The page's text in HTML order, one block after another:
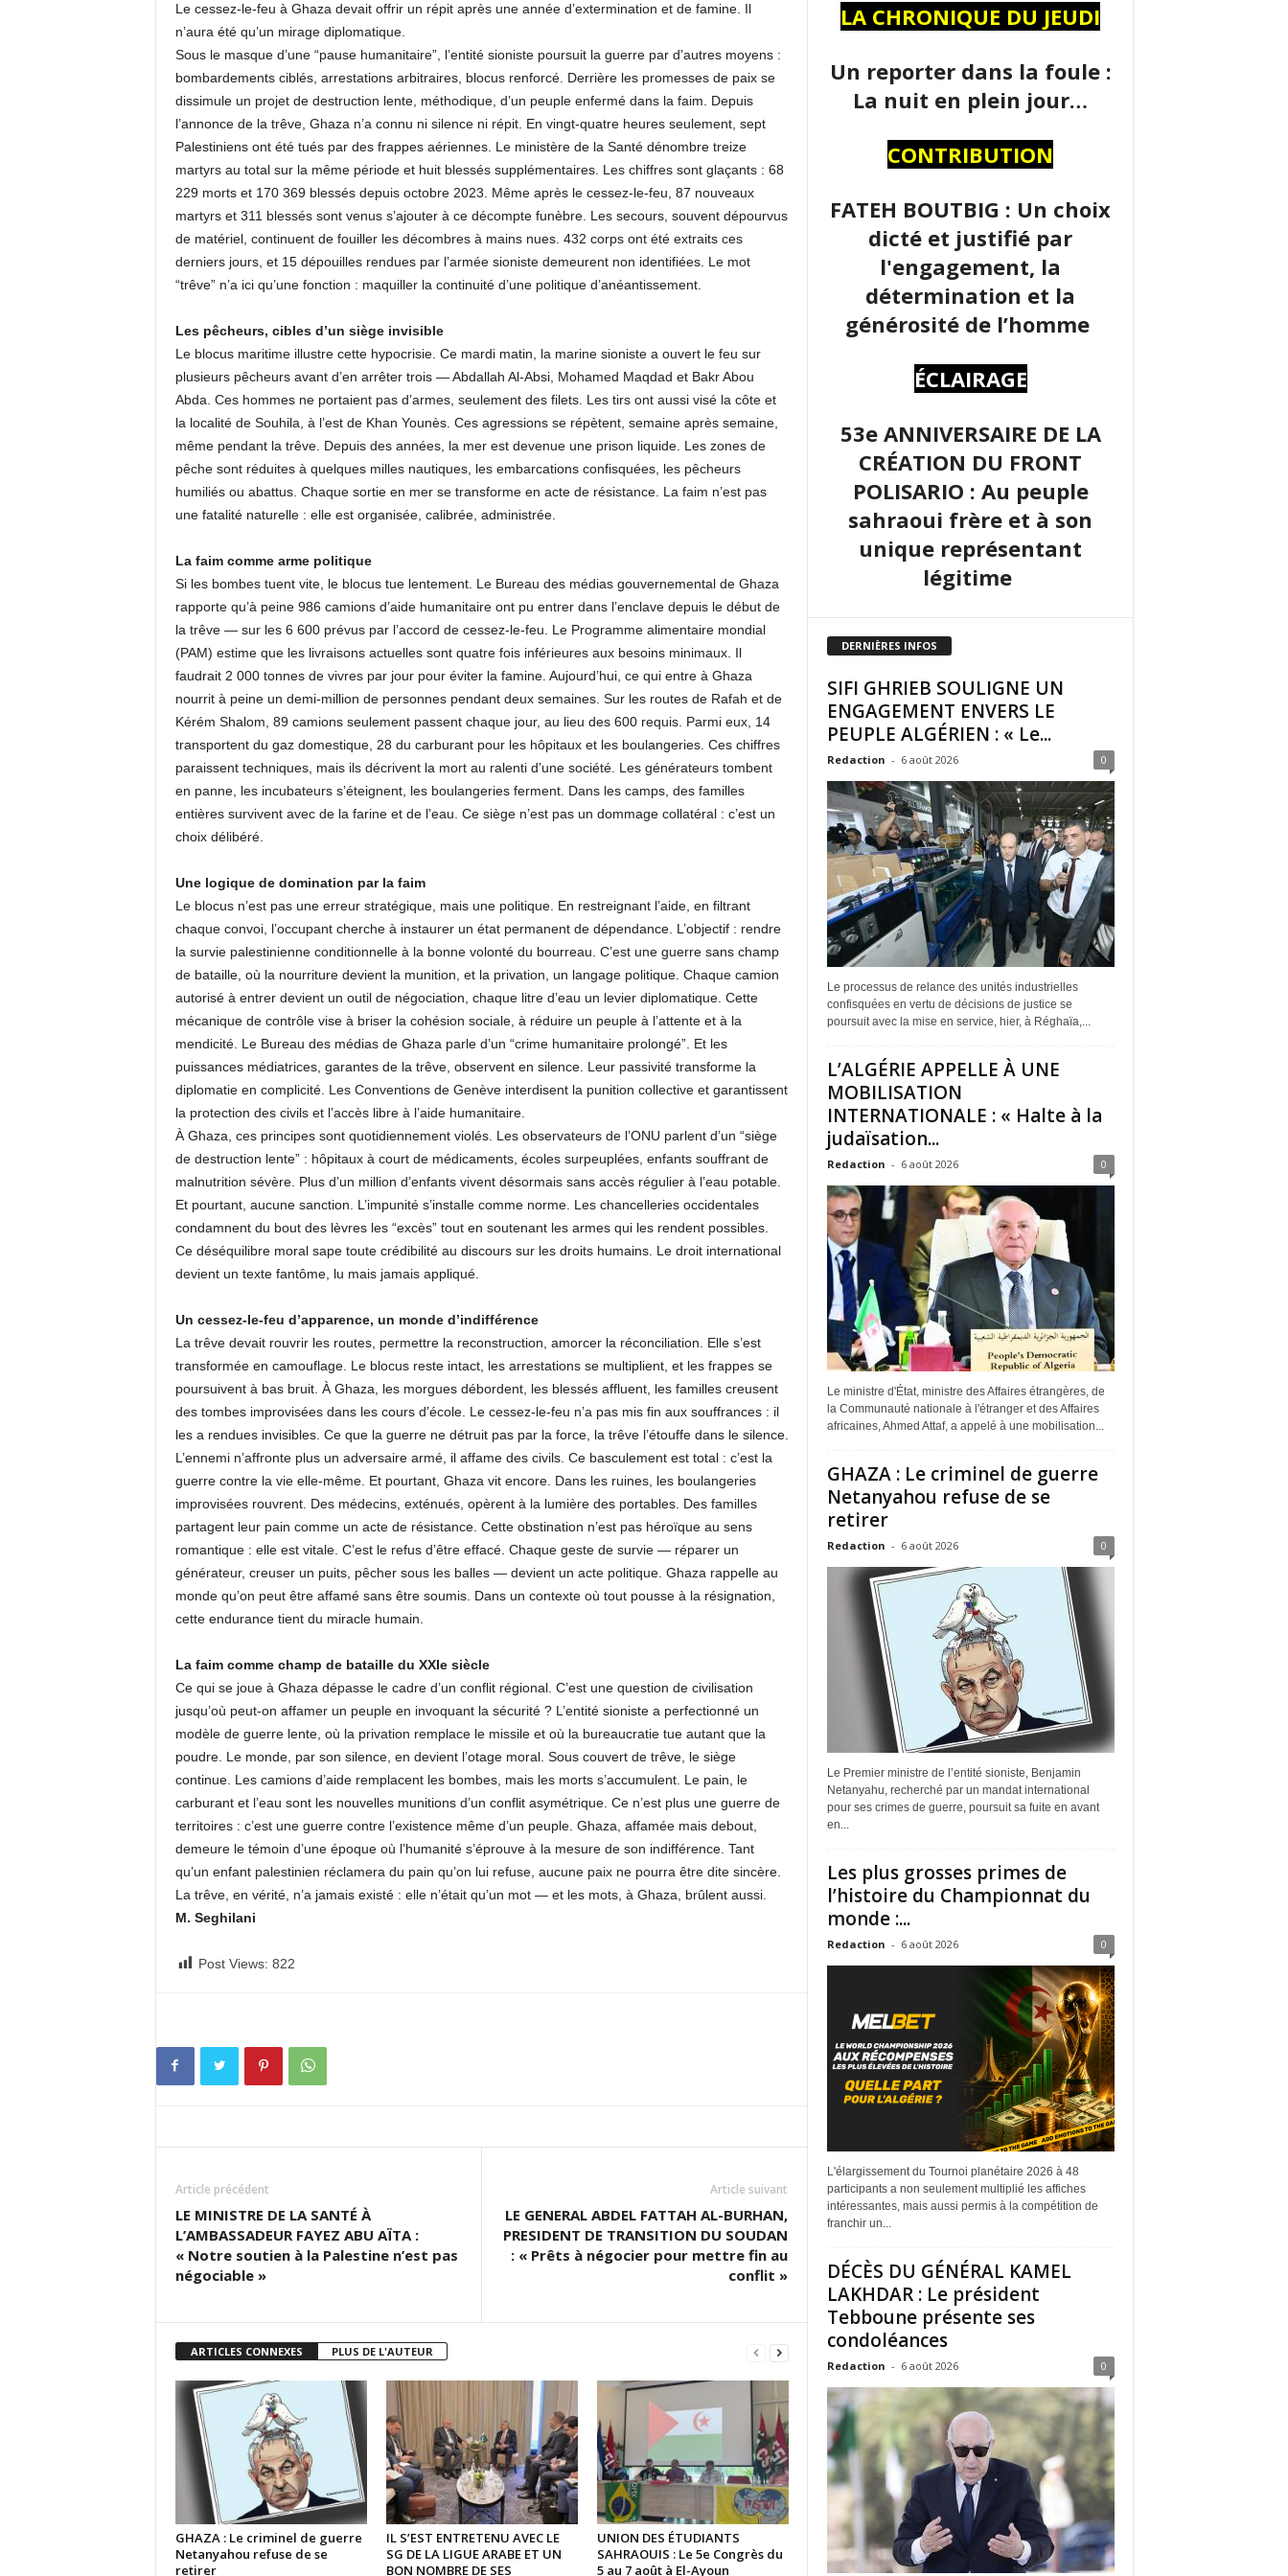
Le cessez-le-feu à Ghaza devait offrir un répit après une année d’extermination et de famine. Il
n’aura été qu’un mirage diplomatique.
Sous le masque d’une “pause humanitaire”, l’entité sioniste poursuit la guerre par d’autres moyens :
bombardements ciblés, arrestations arbitraires, blocus renforcé. Derrière les promesses de paix se
dissimule un projet de destruction lente, méthodique, d’un peuple enfermé dans la faim. Depuis
l’annonce de la trêve, Ghaza n’a connu ni silence ni répit. En vingt-quatre heures seulement, sept
Palestiniens ont été tués par des frappes aériennes. Le ministère de la Santé dénombre treize
martyrs au total sur la même période et huit blessés supplémentaires. Les chiffres sont glaçants : 68
229 morts et 170 369 blessés depuis octobre 2023. Même après le cessez-le-feu, 87 nouveaux
martyrs et 311 blessés sont venus s’ajouter à ce décompte funèbre. Les secours, souvent dépourvus
de matériel, continuent de fouiller les décombres à mains nues. 432 corps ont été extraits ces
derniers jours, et 15 dépouilles rendues par l’armée sioniste demeurent non identifiées. Le mot
“trêve” n’a ici qu’une fonction : maquiller la continuité d’une politique d’anéantissement.
Les pêcheurs, cibles d’un siège invisible
Le blocus maritime illustre cette hypocrisie. Ce mardi matin, la marine sioniste a ouvert le feu sur
plusieurs pêcheurs avant d’en arrêter trois — Abdallah Al-Absi, Mohamed Maqdad et Bakr Abou
Abda. Ces hommes ne portaient pas d’armes, seulement des filets. Les tirs ont aussi visé la côte et
la localité de Souhila, à l’est de Khan Younès. Ces agressions se répètent, semaine après semaine,
même pendant la trêve. Depuis des années, la mer est devenue une prison liquide. Les zones de
pêche sont réduites à quelques milles nautiques, les embarcations confisquées, les pêcheurs
humiliés ou abattus. Chaque sortie en mer se transforme en acte de résistance. La faim n’est pas
une fatalité naturelle : elle est organisée, calibrée, administrée.
La faim comme arme politique
Si les bombes tuent vite, le blocus tue lentement. Le Bureau des médias gouvernemental de Ghaza
rapporte qu’à peine 986 camions d’aide humanitaire ont pu entrer dans l’enclave depuis le début de
la trêve — sur les 6 600 prévus par l’accord de cessez-le-feu. Le Programme alimentaire mondial
(PAM) estime que les livraisons actuelles sont quatre fois inférieures aux besoins minimaux. Il
faudrait 2 000 tonnes de vivres par jour pour éviter la famine. Aujourd’hui, ce qui entre à Ghaza
nourrit à peine un demi-million de personnes pendant deux semaines. Sur les routes de Rafah et de
Kérém Shalom, 89 camions seulement passent chaque jour, au lieu des 600 requis. Parmi eux, 14
transportent du gaz domestique, 28 du carburant pour les hôpitaux et les boulangeries. Ces chiffres
paraissent techniques, mais ils décrivent la mort au ralenti d’une société. Les générateurs tombent
en panne, les incubateurs s’éteignent, les boulangeries ferment. Dans les camps, des familles
entières survivent avec de la farine et de l’eau. Ce siège n’est pas un dommage collatéral : c’est un
choix délibéré.
Une logique de domination par la faim
Le blocus n’est pas une erreur stratégique, mais une politique. En restreignant l’aide, en filtrant
chaque convoi, l’occupant cherche à instaurer un état permanent de dépendance. L’objectif : rendre
la survie palestinienne conditionnelle à la bonne volonté du bourreau. C’est une guerre sans champ
de bataille, où la nourriture devient la munition, et la privation, un langage politique. Chaque camion
autorisé à entrer devient un outil de négociation, chaque litre d’eau un levier diplomatique. Cette
mécanique de contrôle vise à briser la cohésion sociale, à réduire un peuple à l’attente et à la
mendicité. Le Bureau des médias de Ghaza parle d’un “crime humanitaire prolongé”. Et les
puissances médiatrices, garantes de la trêve, observent en silence. Leur passivité transforme la
diplomatie en complicité. Les Conventions de Genève interdisent la punition collective et garantissent
la protection des civils et l’accès libre à l’aide humanitaire.
À Ghaza, ces principes sont quotidiennement violés. Les observateurs de l’ONU parlent d’un “siège
de destruction lente” : hôpitaux à court de médicaments, écoles surpeuplées, enfants souffrant de
malnutrition sévère. Plus d’un million d’enfants vivent désormais sans accès régulier à l’eau potable.
Et pourtant, aucune sanction. L’impunité s’installe comme norme. Les chancelleries occidentales
condamnent du bout des lèvres les “excès” tout en soutenant les armes qui les rendent possibles.
Ce déséquilibre moral sape toute crédibilité au discours sur les droits humains. Le droit international
devient un texte fantôme, lu mais jamais appliqué.
Un cessez-le-feu d’apparence, un monde d’indifférence
La trêve devait rouvrir les routes, permettre la reconstruction, amorcer la réconciliation. Elle s’est
transformée en camouflage. Le blocus reste intact, les arrestations se multiplient, et les frappes se
poursuivent à bas bruit. À Ghaza, les morgues débordent, les blessés affluent, les familles creusent
des tombes improvisées dans les cours d’école. Le cessez-le-feu n’a pas mis fin aux souffrances : il
les a rendues invisibles. Ce que la guerre ne détruit pas par la force, la trêve l’étouffe dans le silence.
L’ennemi n’affronte plus un adversaire armé, il affame des civils. Ce basculement est total : c’est la
guerre contre la vie elle-même. Et pourtant, Ghaza vit encore. Dans les ruines, les boulangeries
improvisées rouvrent. Des médecins, exténués, opèrent à la lumière des portables. Des familles
partagent leur pain comme un acte de résistance. Cette obstination n’est pas héroïque au sens
romantique : elle est vitale. C’est le refus d’être effacé. Chaque geste de survie — réparer un
générateur, creuser un puits, pêcher sous les balles — devient un acte politique. Ghaza rappelle au
monde qu’on peut être affamé sans être soumis. Dans un contexte où tout pousse à la résignation,
cette endurance tient du miracle humain.
La faim comme champ de bataille du XXIe siècle
Ce qui se joue à Ghaza dépasse le cadre d’un conflit régional. C’est une question de civilisation
jusqu’où peut-on affamer un peuple en invoquant la sécurité ? L’entité sioniste a perfectionné un
modèle de guerre lente, où la privation remplace le missile et où la bureaucratie tue autant que la
poudre. Le monde, par son silence, en devient l’otage moral. Sous couvert de trêve, le siège
continue. Les camions d’aide remplacent les bombes, mais les morts s’accumulent. Le pain, le
carburant et l’eau sont les nouvelles munitions d’un conflit asymétrique. Ce n’est plus une guerre de
territoires : c’est une guerre contre l’existence même d’un peuple. Ghaza, affamée mais debout,
demeure le témoin d’une époque où l’humanité s’éprouve à la mesure de son indifférence. Tant
qu’un enfant palestinien réclamera du pain qu’on lui refuse, aucune paix ne pourra être dite sincère.
La trêve, en vérité, n’a jamais existé : elle n’était qu’un mot — et les mots, à Ghaza, brûlent aussi.
M. Seghilani
Post Views: 822
Article précédent
LE MINISTRE DE LA SANTÉ À
L’AMBASSADEUR FAYEZ ABU AÏTA :
« Notre soutien à la Palestine n’est pas
négociable »
Article suivant
LE GENERAL ABDEL FATTAH AL-BURHAN,
PRESIDENT DE TRANSITION DU SOUDAN
: « Prêts à négocier pour mettre fin au
conflit »
ARTICLES CONNEXES PLUS DE L'AUTEUR
GHAZA : Le criminel de guerre
Netanyahou refuse de se
retirer
IL S’EST ENTRETENU AVEC LE
SG DE LA LIGUE ARABE ET UN
BON NOMBRE DE SES
UNION DES ÉTUDIANTS
SAHRAOUIS : Le 5e Congrès du
5 au 7 août à El-Ayoun
LA CHRONIQUE DU JEUDI
Un reporter dans la foule :
La nuit en plein jour…
CONTRIBUTION
FATEH BOUTBIG : Un choix
dicté et justifié par
l'engagement, la
détermination et la
générosité de l’homme
ÉCLAIRAGE
53e ANNIVERSAIRE DE LA
CRÉATION DU FRONT
POLISARIO : Au peuple
sahraoui frère et à son
unique représentant
légitime
DERNIÈRES INFOS
SIFI GHRIEB SOULIGNE UN
ENGAGEMENT ENVERS LE
PEUPLE ALGÉRIEN : « Le...
Redaction - 6 août 2026 0
Le processus de relance des unités industrielles
confisquées en vertu de décisions de justice se
poursuit avec la mise en service, hier, à Réghaïa,...
L’ALGÉRIE APPELLE À UNE
MOBILISATION
INTERNATIONALE : « Halte à la
judaïsation...
Redaction - 6 août 2026 0
Le ministre d'État, ministre des Affaires étrangères, de
la Communauté nationale à l'étranger et des Affaires
africaines, Ahmed Attaf, a appelé à une mobilisation...
GHAZA : Le criminel de guerre
Netanyahou refuse de se
retirer
Redaction - 6 août 2026 0
Le Premier ministre de l’entité sioniste, Benjamin
Netanyahu, recherché par un mandat international
pour ses crimes de guerre, poursuit sa fuite en avant
en...
Les plus grosses primes de
l’histoire du Championnat du
monde :...
Redaction - 6 août 2026 0
L'élargissement du Tournoi planétaire 2026 à 48
participants a non seulement multiplié les affiches
intéressantes, mais aussi permis à la compétition de
franchir un...
DÉCÈS DU GÉNÉRAL KAMEL
LAKHDAR : Le président
Tebboune présente ses
condoléances
Redaction - 6 août 2026 0